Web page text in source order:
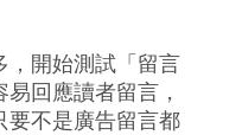
，開始測試「留言
回應讀者留言，
要不是廣告留言都